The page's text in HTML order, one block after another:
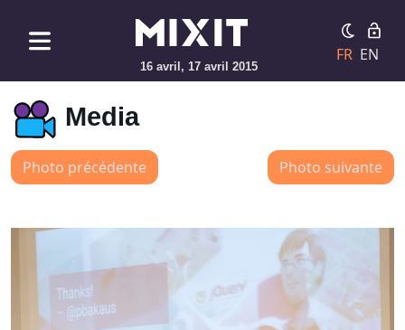
16 avril, 17 avril 2015
FR EN
Media
Photo précédente Photo suivante